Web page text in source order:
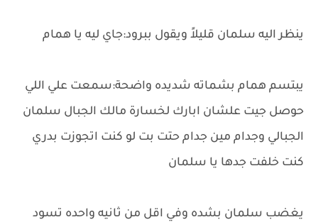
ينظر اليه سلمان قليلاً ويقول ببرود:جاي ليه يا همام
يبتسم همام بشماته شديده واضحة:سمعت علي اللي
حوصل جيت علشان ابارك لخسارة مالك الجبال سلمان
الجبالي وجدام مين جدام حتت بت لو كنت اتجوزت بدري
كنت خلفت جدها يا سلمان
يغضب سلمان بشده وفي اقل من ثانيه واحده تسود